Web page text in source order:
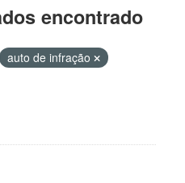
encontrado
auto de infração